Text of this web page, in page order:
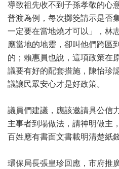
導致祖先收不到子孫孝敬的心
普渡為例，每次擲筊請示是否
一定要在當地燒才可以」，林
應當地的地靈，卻叫他們跨區
的；賴惠員也說，這項政策在
議要有好的配套措施，陳怡珍
議讓民眾安心才是好政策。
議員們建議，應該邀請具公信
主事者到場做法，請神明做主
百姓應有書面文書載明清楚紙
環保局長張皇珍回應，市府推